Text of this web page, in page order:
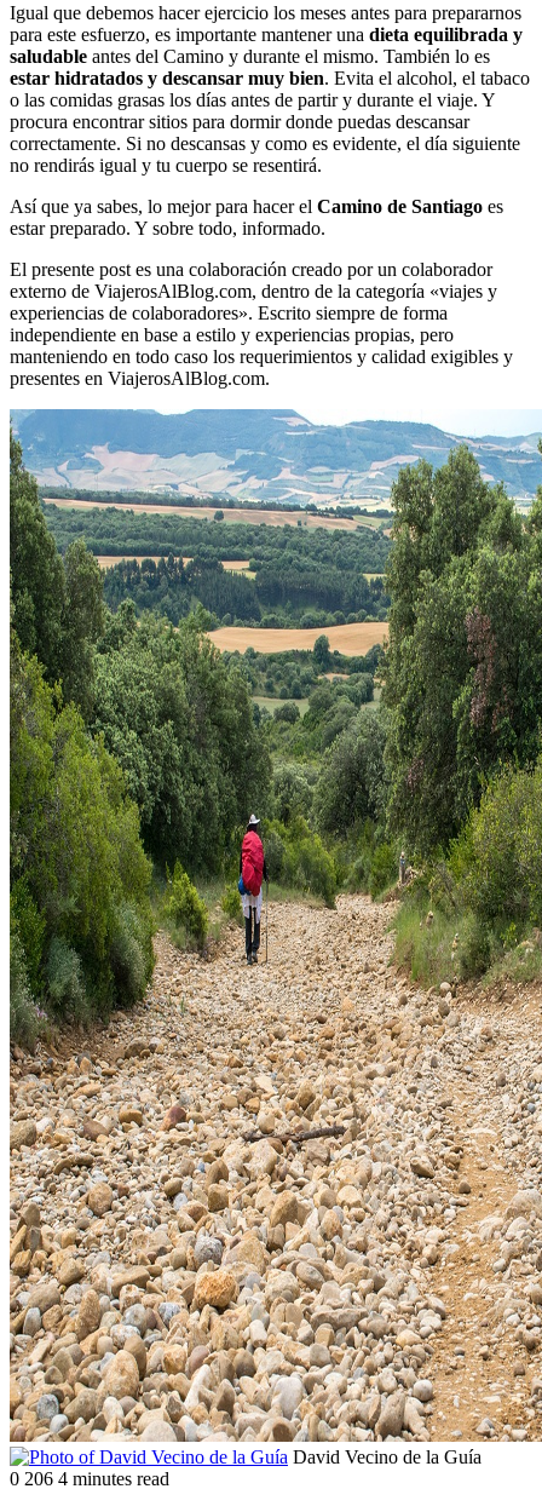
Igual que debemos hacer ejercicio los meses antes para prepararnos
para este esfuerzo, es importante mantener una dieta equilibrada y
saludable antes del Camino y durante el mismo. También lo es
estar hidratados y descansar muy bien. Evita el alcohol, el tabaco
o las comidas grasas los días antes de partir y durante el viaje. Y
procura encontrar sitios para dormir donde puedas descansar
correctamente. Si no descansas y como es evidente, el día siguiente
no rendirás igual y tu cuerpo se resentirá.
Así que ya sabes, lo mejor para hacer el Camino de Santiago es
estar preparado. Y sobre todo, informado.
El presente post es una colaboración creado por un colaborador
externo de ViajerosAlBlog.com, dentro de la categoría «viajes y
experiencias de colaboradores». Escrito siempre de forma
independiente en base a estilo y experiencias propias, pero
manteniendo en todo caso los requerimientos y calidad exigibles y
presentes en ViajerosAlBlog.com.
David Vecino de la Guía
0 206 4 minutes read